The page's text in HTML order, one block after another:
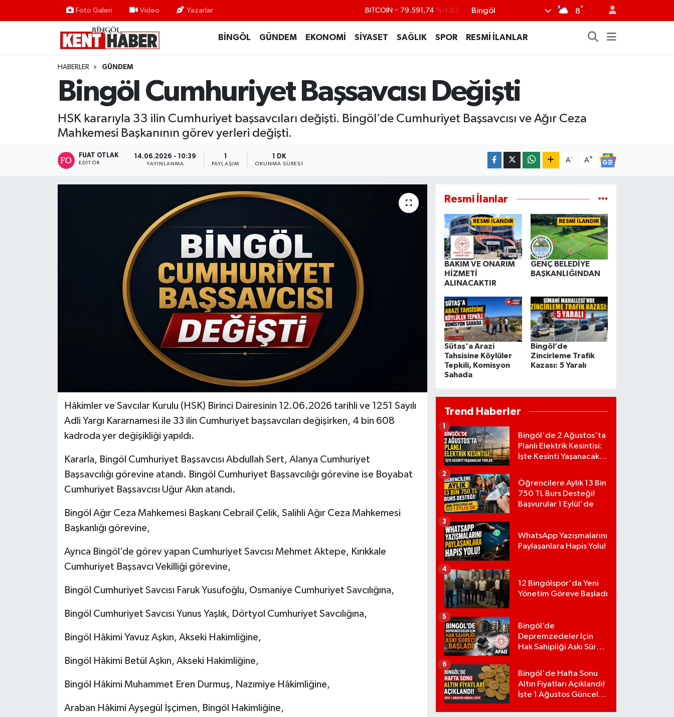
Foto Galeri Video Yazarlar DOLAR 45,43620 %0.02
53,38690
BİST100 14.598,00 %0
Bingöl 8°
BİNGÖL GÜNDEM EKONOMİ SİYASET SAĞLIK SPOR RESMİ İLANLAR
HABERLER GÜNDEM
Bingöl Cumhuriyet Başsavcısı Değişti
HSK kararıyla 33 ilin Cumhuriyet başsavcıları değişti. Bingöl’de Cumhuriyet Başsavcısı ve Ağır Ceza
Mahkemesi Başkanının görev yerleri değişti.
FUAT OTLAK
EDITÖR
14.06.2026 - 10:39
YAYINLANMA PAYLAŞIM
1 DK
OKUNMA SÜRESI
A- A+
Hâkimler ve Savcılar Kurulu (HSK) Birinci Dairesinin 12.06.2026 tarihli ve 1251 Sayılı
Adli Yargı Kararnamesi ile 33 ilin Cumhuriyet başsavcıları değişirken, 4 bin 608
kadroda yer değişikliği yapıldı.
Kararla, Bingöl Cumhuriyet Başsavcısı Abdullah Sert, Alanya Cumhuriyet
Başsavcılığı görevine atandı. Bingöl Cumhuriyet Başsavcılığı görevine ise Boyabat
Cumhuriyet Başsavcısı Uğur Akın atandı.
Bingöl Ağır Ceza Mahkemesi Başkanı Cebrail Çelik, Salihli Ağır Ceza Mahkemesi
Başkanlığı görevine,
Ayrıca Bingöl’de görev yapan Cumhuriyet Savcısı Mehmet Aktepe, Kırıkkale
Cumhuriyet Başsavcı Vekilliği görevine,
Bingöl Cumhuriyet Savcısı Faruk Yusufoğlu, Osmaniye Cumhuriyet Savcılığına,
Bingöl Cumhuriyet Savcısı Yunus Yaşlık, Dörtyol Cumhuriyet Savcılığına,
Bingöl Hâkimi Yavuz Aşkın, Akseki Hakimliğine,
Bingöl Hâkimi Betül Aşkın, Akseki Hakimliğine,
Bingöl Hâkimi Muhammet Eren Durmuş, Nazımiye Hâkimliğine,
Araban Hâkimi Ayşegül İşçimen, Bingöl Hakimliğine,
Resmi İlanlar
RESMİ İLANDIR
BAKIM VE ONARIM
HİZMETİ
ALINACAKTIR
RESMİ İLANDIR
GENÇ BELEDİYE
BAŞKANLIĞINDAN
Sütaş'a Arazi
Tahsisine Köylüler
Tepkili, Komisyon
Sahada
Bingöl’de
Zincirleme Trafik
Kazası: 5 Yaralı
Trend Haberler
Bingöl'de 2 Ağustos'ta
Planlı Elektrik Kesintisi:
İşte Kesinti Yaşanacak
1
Öğrencilere Aylık 13 Bin
750 TL Burs Desteği!
Başvurular 1 Eylül'de
2
WhatsApp Yazışmalarını
Paylaşanlara Hapis Yolu!
3
12 Bingölspor'da Yeni
Yönetim Göreve Başladı
4
Bingöl’de
Depremzedeler İçin
Hak Sahipliği Askı Süreci
5
Bingöl'de Hafta Sonu
Altın Fiyatları Açıklandı!
İşte 1 Ağustos Güncel
6
BİLİM-TEKNOLOJİ
YAYLADERE
Bingöl Nöbetçi Eczaneler
Bingöl Hava Durumu
Bingöl Namaz Vakitleri
Bingöl Trafik Yoğunluk Haritası
Süper Lig Puan Durumu ve Fikstür
Tüm Manşetler